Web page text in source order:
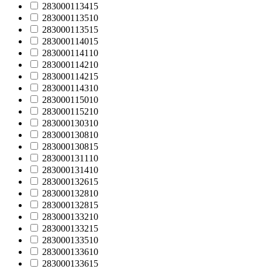
283000113415
283000113510
283000113515
283000114015
283000114110
283000114210
283000114215
283000114310
283000115010
283000115210
283000130310
283000130810
283000130815
283000131110
283000131410
283000132615
283000132810
283000132815
283000133210
283000133215
283000133510
283000133610
283000133615